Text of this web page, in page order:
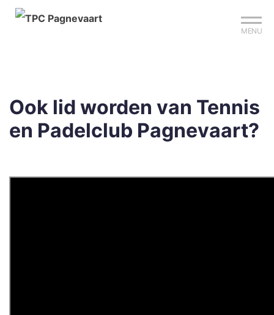
MENU
Ook lid worden van Tennis
en Padelclub Pagnevaart?